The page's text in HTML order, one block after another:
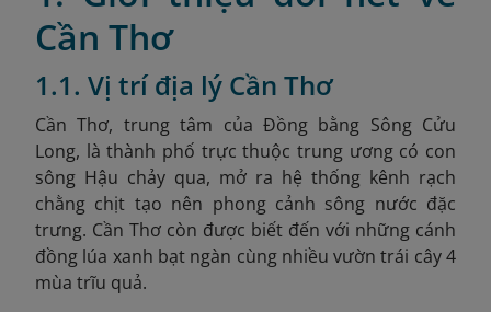
Cần Thơ
1.1. Vị trí địa lý Cần Thơ
Cần Thơ, trung tâm của Đồng bằng Sông Cửu
Long, là thành phố trực thuộc trung ương có con
sông Hậu chảy qua, mở ra hệ thống kênh rạch
chằng chịt tạo nên phong cảnh sông nước đặc
trưng. Cần Thơ còn được biết đến với những cánh
đồng lúa xanh bạt ngàn cùng nhiều vườn trái cây 4
mùa trĩu quả.